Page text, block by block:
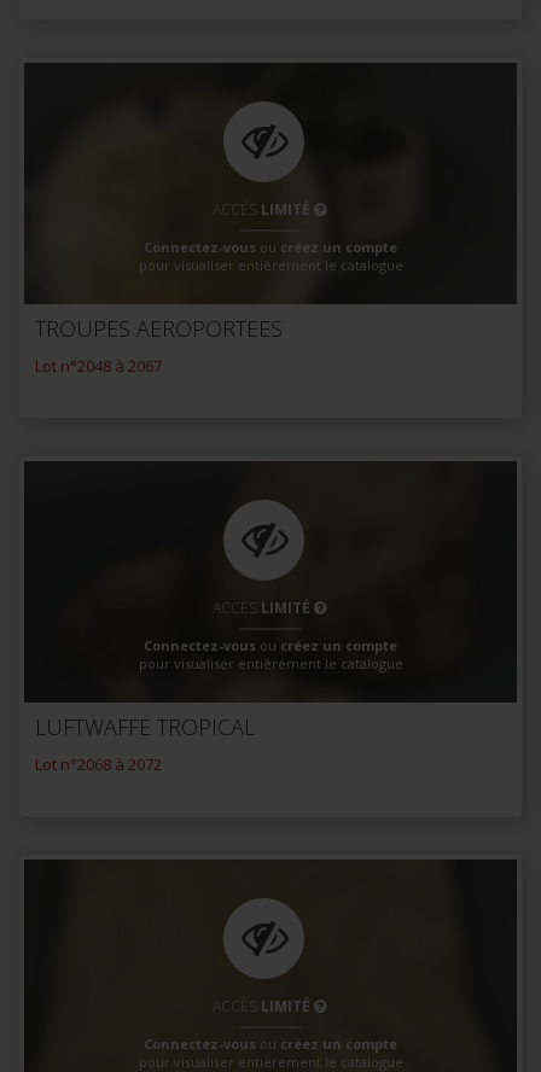
ACCÈS LIMITÉ
Connectez-vous ou créez un compte
pour visualiser entièrement le catalogue
TROUPES AEROPORTEES
Lot n°2048 à 2067
ACCÈS LIMITÉ
Connectez-vous ou créez un compte
pour visualiser entièrement le catalogue
LUFTWAFFE TROPICAL
Lot n°2068 à 2072
ACCÈS LIMITÉ
Connectez-vous ou créez un compte
pour visualiser entièrement le catalogue